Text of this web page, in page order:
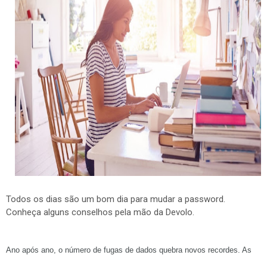
Todos os dias são um bom dia para mudar a password.
Conheça alguns conselhos pela mão da Devolo.
Ano após ano, o número de fugas de dados quebra novos recordes. As